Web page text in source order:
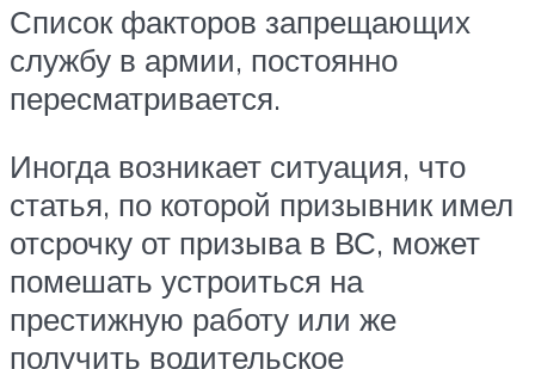
Список факторов запрещающих
службу в армии, постоянно
пересматривается.
Иногда возникает ситуация, что
статья, по которой призывник имел
отсрочку от призыва в ВС, может
помешать устроиться на
престижную работу или же
получить водительское